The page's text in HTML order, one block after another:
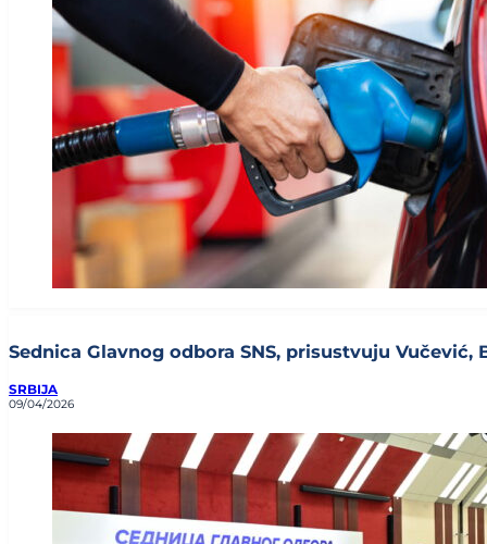
Sednica Glavnog odbora SNS, prisustvuju Vučević,
SRBIJA
09/04/2026